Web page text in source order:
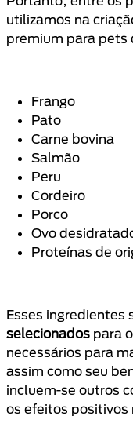
utilizamos na
premium para pets
Frango
Pato
Carne bovina
Salmão
Peru
Cordeiro
Porco
Ovo
Proteínas de
Esses ingredientes
selecionados para
necessários para
assim como seu
incluem-se outros
os efeitos positivos